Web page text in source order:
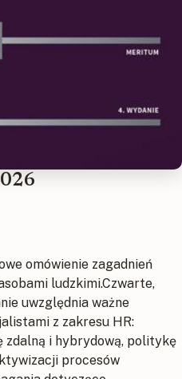
omówienie zagadnień
ludzkimi.Czwarte,
uwzględnia ważne
z zakresu HR:
zdalną i hybrydową, politykę
procesów